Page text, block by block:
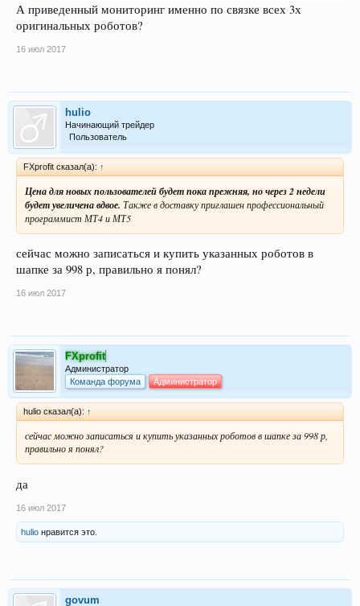
А приведенный мониторинг именно по связке всех 3х
оригинальных роботов?
16 июл 2017
hulio
Начинающий трейдер
Пользователь
FXprofit сказал(а): ↑
Цена для новых пользователей будет пока прежняя, но через 2 недели
будет увеличена вдвое. Также в доставку приглашен профессиональный
программист МТ4 и МТ5
сейчас можно записаться и купить указанных роботов в
шапке за 998 р, правильно я понял?
16 июл 2017
FXprofit
Администратор
Команда форума
Администратор
hulio сказал(а): ↑
сейчас можно записаться и купить указанных роботов в шапке за 998 р,
правильно я понял?
да
16 июл 2017
hulio нравится это.
govum